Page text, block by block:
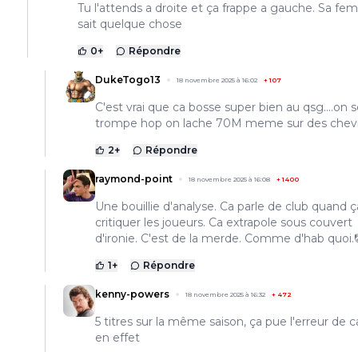
Tu l'attends a droite et ça frappe a gauche. Sa
sait quelque chose
0+ Répondre
DukeTogo13 18 novembre 2025 à 16:02 +107
C'est vrai que ca bosse super bien au qsg....on
trompe hop on lache 70M meme sur des
2+ Répondre
raymond-point 18 novembre 2025 à 16:08 +1400
Une bouillie d'analyse. Ca parle de club quand
critiquer les joueurs. Ca extrapole sous couvert
d'ironie. C'est de la merde. Comme d'hab
1+ Répondre
kenny-powers 18 novembre 2025 à 16:32 + 472
5 titres sur la même saison, ça pue l'erreur de
en effet